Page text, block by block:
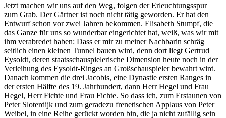
Jetzt machen wir uns auf den Weg, folgen der Erleuchtungsspur
zum Grab. Der Gärtner ist noch nicht tätig geworden. Er hat den
Entwurf schon vor zwei Jahren bekommen. Elisabeth Stumpf, die
das Ganze für uns so wunderbar eingerichtet hat, weiß, was wir mit
ihm verabredet haben: Dass er mir zu meiner Nachbarin schräg
seitlich einen kleinen Tunnel bauen wird, denn dort liegt Gertrud
Eysoldt, deren staatsschauspielerische Dimension heute noch in der
Verleihung des Eysoldt-Ringes an Großschauspieler bewahrt wird.
Danach kommen die drei Jacobis, eine Dynastie ersten Ranges in
der ersten Hälfte des 19. Jahrhundert, dann Herr Hegel und Frau
Hegel, Herr Fichte und Frau Fichte. So dass ich, zum Erstaunen von
Peter Sloterdijk und zum geradezu frenetischen Applaus von Peter
Weibel, in eine Reihe gerückt worden bin, die ja nicht zufällig sein